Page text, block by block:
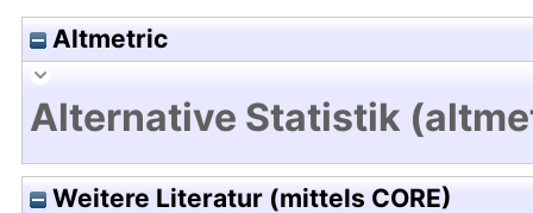
Altmetric
Alternative Statistik
Weitere Literatur (mittels CORE)